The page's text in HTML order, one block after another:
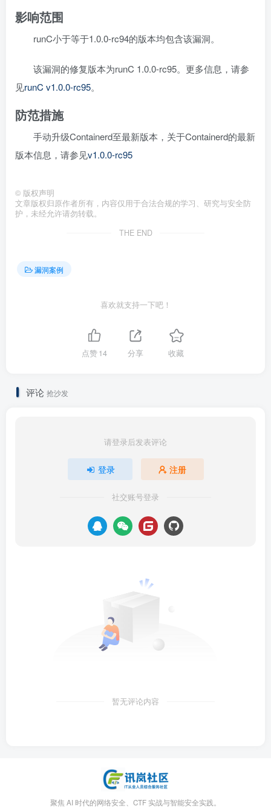
影响范围
runC小于等于1.0.0-rc94的版本均包含该漏洞。
该漏洞的修复版本为runC 1.0.0-rc95。更多信息，请参
见runC v1.0.0-rc95。
防范措施
手动升级Containerd至最新版本，关于Containerd的最新
版本信息，请参见v1.0.0-rc95
© 版权声明
文章版权归原作者所有，内容仅用于合法合规的学习、研究与安全防
护，未经允许请勿转载。
THE END
漏洞案例
喜欢就支持一下吧！
点赞14 分享 收藏
评论 抢沙发
请登录后发表评论
登录 注册
社交账号登录
暂无评论内容
聚焦 AI 时代的网络安全、CTF 实战与智能安全实践。